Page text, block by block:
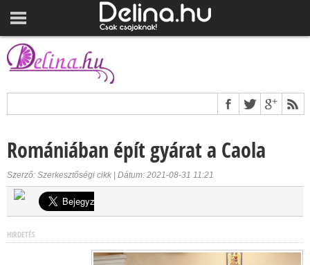
Romániában épít gyárat a Caola
Szerző: Szerkesztőségi cikk | Dátum: 2021-08-31 11:21
HIRDETÉS